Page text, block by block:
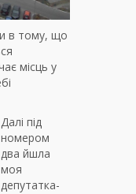
в тому, що
місць у
Далі під
номером
два йшла
моя
депутатка-